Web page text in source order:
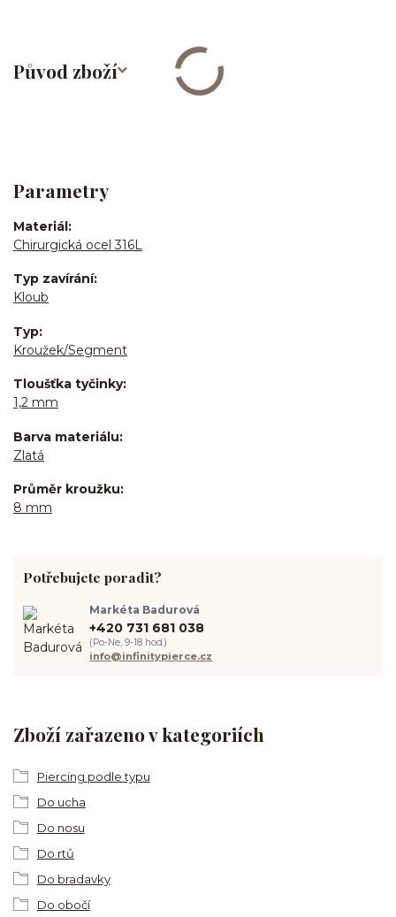
Původ zboží
Parametry
Materiál
Chirurgická ocel 316L
Typ zavírání
Kloub
Typ
Kroužek/Segment
Tloušťka tyčinky
1,2 mm
Barva materiálu
Zlatá
Průměr kroužku
8 mm
Zboží zařazeno v kategoriích
Piercing podle typu
Do ucha
Do nosu
Do rtů
Do bradavky
Do obočí
Potřebujete poradit?
Markéta Badurová
+420 731 681 038
(Po-Ne, 9-18 hod.)
info@infinitypierce.cz